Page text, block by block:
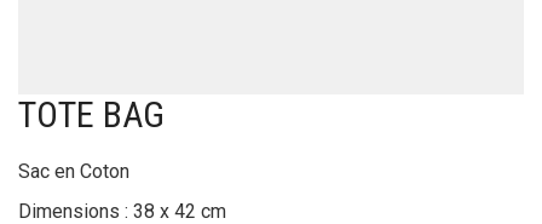
TOTE BAG
Sac en Coton
Dimensions : 38 x 42 cm